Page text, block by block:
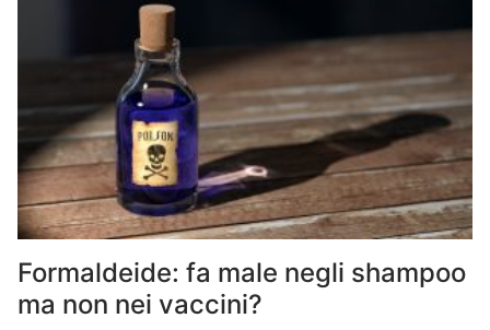
Formaldeide: fa male negli shampoo
ma non nei vaccini?